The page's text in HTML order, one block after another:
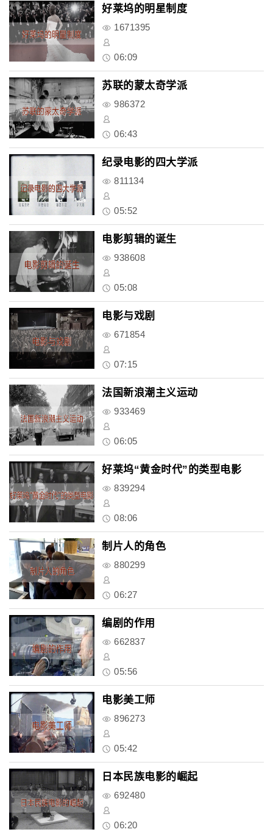
好莱坞的明星制度
1671395
06:09
苏联的蒙太奇学派
986372
06:43
纪录电影的四大学派
811134
05:52
电影剪辑的诞生
938608
05:08
电影与戏剧
671854
07:15
法国新浪潮主义运动
933469
06:05
好莱坞“黄金时代”的类型电影
839294
08:06
制片人的角色
880299
06:27
编剧的作用
662837
05:56
电影美工师
896273
05:42
日本民族电影的崛起
692480
06:20